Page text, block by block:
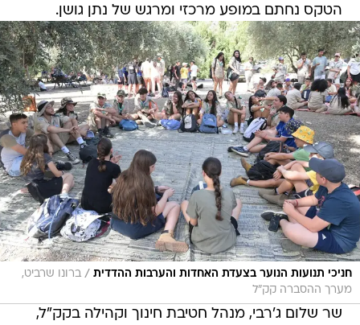
הטקס נחתם במופע מרכזי ומרגש של נתן גושן.
חניכי תנועות הנוער בצעדת האחדות והערבות ההדדית / ברונו שרביט,
מערך ההסברה קק״ל
שר שלום ג'רבי, מנהל חטיבת חינוך וקהילה בקק"ל,